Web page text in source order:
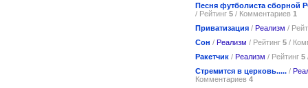
Песня футболиста сборной
/ Рейтинг 5 / Комментариев 1
Приватизация / Реализм /
Сон / Реализм / Рейтинг 5 /
Ракетчик / Реализм / Рейтинг 5
Стремится в церковь..... /
Комментариев 4